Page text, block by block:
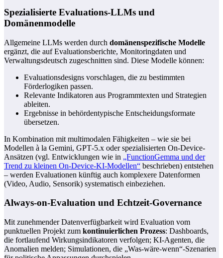
Spezialisierte Evaluations-LLMs und
Domänenmodelle
Allgemeine LLMs werden durch domänenspezifische Modelle
ergänzt, die auf Evaluationsberichte, Monitoringdaten und
Verwaltungsdeutsch zugeschnitten sind. Diese Modelle können:
Evaluationsdesigns vorschlagen, die zu bestimmten
Förderlogiken passen.
Relevante Indikatoren aus Programmtexten und Strategien
ableiten.
Ergebnisse in behördentypische Entscheidungsformate
übersetzen.
In Kombination mit multimodalen Fähigkeiten – wie sie bei
Modellen à la Gemini, GPT‑5.x oder spezialisierten On-Device-
Ansätzen (vgl. Entwicklungen wie in „FunctionGemma und der
Trend zu kleinen On-Device-KI-Modellen“ beschrieben) entstehen
– werden Evaluationen künftig auch komplexere Datenformen
(Video, Audio, Sensorik) systematisch einbeziehen.
Always-on-Evaluation und Echtzeit-Governance
Mit zunehmender Datenverfügbarkeit wird Evaluation vom
punktuellen Projekt zum kontinuierlichen Prozess: Dashboards,
die fortlaufend Wirkungsindikatoren verfolgen; KI-Agenten, die
Anomalien melden; Simulationen, die „Was-wäre-wenn“-Szenarien